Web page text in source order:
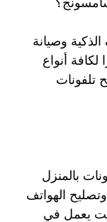
وصيانة
أنواع
تلفونات
بالمنزل
الهواتف
يعمل في